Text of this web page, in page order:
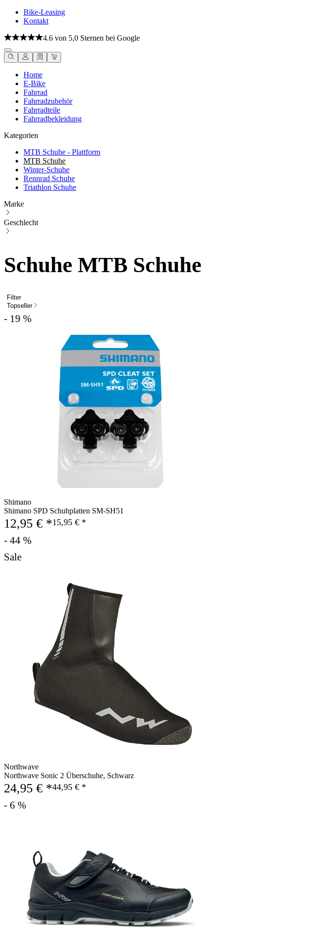
Bike-Leasing
Kontakt
4.6 von 5,0 Sternen bei Google
Home
E-Bike
Fahrrad
Fahrradzubehör
Fahrradteile
Fahrradbekleidung
Kategorien
MTB Schuhe - Plattform
MTB Schuhe
Winter-Schuhe
Rennrad Schuhe
Triathlon Schuhe
Marke
Geschlecht
Schuhe MTB Schuhe
Filter
Topseller
- 19 %
Shimano
Shimano SPD Schuhplatten SM-SH51
12,95 € *15,95 € *
- 44 %
Sale
Northwave
Northwave Sonic 2 Überschuhe, Schwarz
24,95 € *44,95 € *
- 6 %